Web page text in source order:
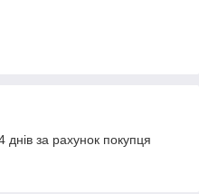
за рахунок покупця